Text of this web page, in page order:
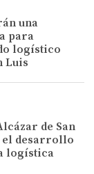
una
para
logístico
Luis
de San
el desarrollo
logística